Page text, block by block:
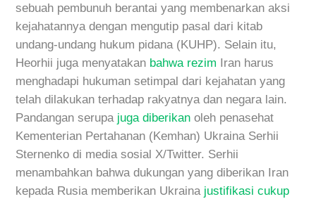
sebuah pembunuh berantai yang membenarkan aksi
kejahatannya dengan mengutip pasal dari kitab
undang-undang hukum pidana (KUHP). Selain itu,
Heorhii juga menyatakan bahwa rezim Iran harus
menghadapi hukuman setimpal dari kejahatan yang
telah dilakukan terhadap rakyatnya dan negara lain.
Pandangan serupa juga diberikan oleh penasehat
Kementerian Pertahanan (Kemhan) Ukraina Serhii
Sternenko di media sosial X/Twitter. Serhii
menambahkan bahwa dukungan yang diberikan Iran
kepada Rusia memberikan Ukraina justifikasi cukup